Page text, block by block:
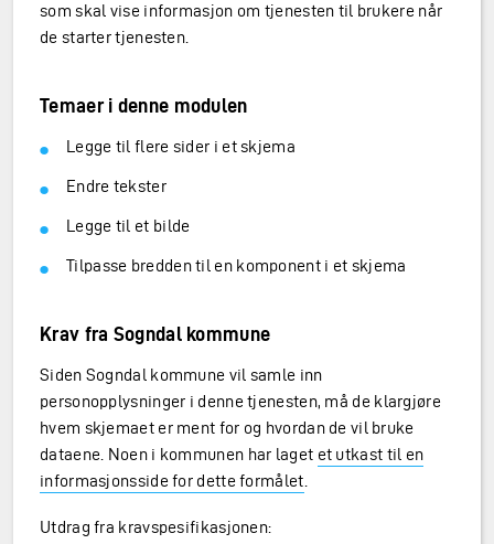
som skal vise informasjon om tjenesten til brukere når
de starter tjenesten.
Temaer i denne modulen
Legge til flere sider i et skjema
Endre tekster
Legge til et bilde
Tilpasse bredden til en komponent i et skjema
Krav fra Sogndal kommune
Siden Sogndal kommune vil samle inn
personopplysninger i denne tjenesten, må de klargjøre
hvem skjemaet er ment for og hvordan de vil bruke
dataene. Noen i kommunen har laget et utkast til en
informasjonsside for dette formålet
Utdrag fra kravspesifikasjonen: